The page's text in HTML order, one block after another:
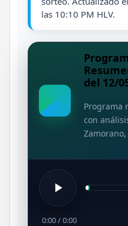
las 10:10 PM HLV.
del 12/
Programa
con
0:00/0:00